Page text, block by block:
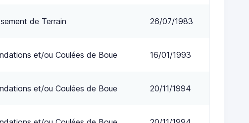
de Terrain 26/07/1983
et/ou Coulées de Boue 16/01/1993
et/ou Coulées de Boue 20/11/1994